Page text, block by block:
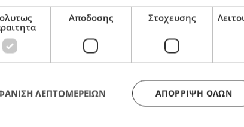
Αποδοσης Στοχευσης
ΑΠΌΡΡΙΨΗ ΌΛΩΝ
ΛΕΠΤΟΜΕΡΕΙΩΝ